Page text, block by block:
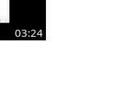
03:24